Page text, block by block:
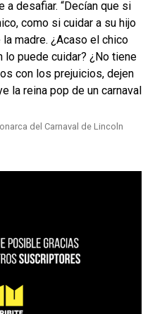
a desafiar. “Decían que si
como si cuidar a su hijo
madre. ¿Acaso el chico
lo puede cuidar? ¿No tiene
con los prejuicios, dejen
la reina pop de un carnaval